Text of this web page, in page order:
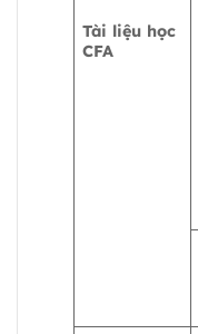
Tài liệu học
CFA